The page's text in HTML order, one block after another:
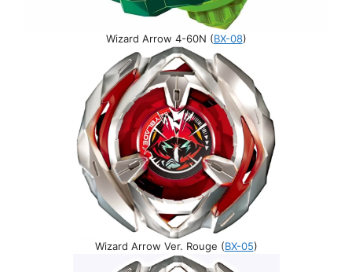
Wizard Arrow 4-60N (BX-08)
Wizard Arrow Ver. Rouge (BX-05)